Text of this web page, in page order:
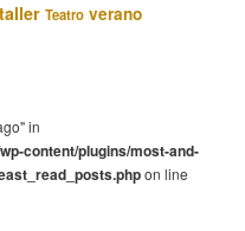
taller Teatro verano
in
content/plugins/most-and-
on line